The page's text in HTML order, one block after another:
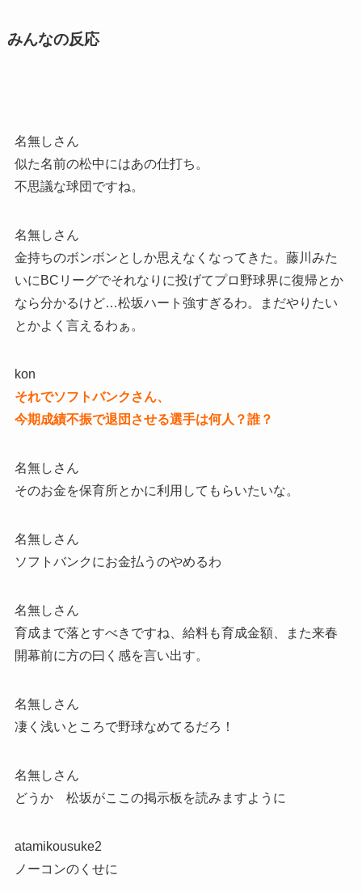
みんなの反応
名無しさん
似た名前の松中にはあの仕打ち。
不思議な球団ですね。
名無しさん
金持ちのボンボンとしか思えなくなってきた。藤川みた
いにBCリーグでそれなりに投げてプロ野球界に復帰とか
なら分かるけど…松坂ハート強すぎるわ。まだやりたい
とかよく言えるわぁ。
kon
それでソフトバンクさん、
今期成績不振で退団させる選手は何人？誰？
名無しさん
そのお金を保育所とかに利用してもらいたいな。
名無しさん
ソフトバンクにお金払うのやめるわ
名無しさん
育成まで落とすべきですね、給料も育成金額、また来春
開幕前に方の曰く感を言い出す。
名無しさん
凄く浅いところで野球なめてるだろ！
名無しさん
どうか 松坂がここの掲示板を読みますように
atamikousuke2
ノーコンのくせに